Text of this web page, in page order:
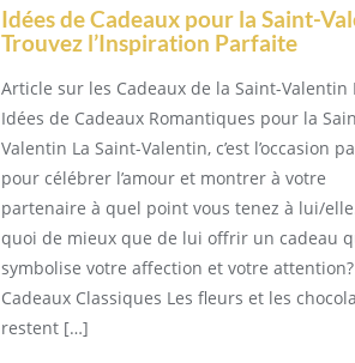
Idées de Cadeaux pour la Saint-
Trouvez l’Inspiration Parfaite
Article sur les Cadeaux de la Saint-Valentin
Idées de Cadeaux Romantiques pour la
Valentin La Saint-Valentin, c’est l’occasion
pour célébrer l’amour et montrer à votre
partenaire à quel point vous tenez à lui/
quoi de mieux que de lui offrir un cadeau
symbolise votre affection et votre attention?
Cadeaux Classiques Les fleurs et les
restent […]